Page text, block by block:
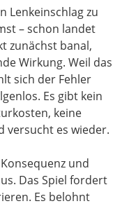
Lenkeinschlag zu
– schon landet
zunächst banal,
Wirkung. Weil das
sich der Fehler
Es gibt kein
keine
versucht es wieder.
und
Das Spiel fordert
Es belohnt